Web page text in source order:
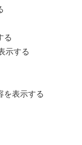
る
示する
表示する